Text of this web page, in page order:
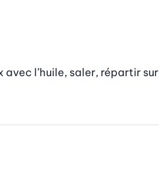
l’huile, saler, répartir sur